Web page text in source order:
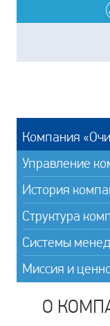
Компания
Управление
История
Структура
Системы
Миссия и
О